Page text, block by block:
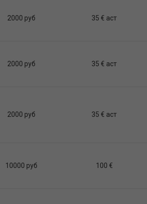
2000 руб 35 € аст
2000 руб 35 € аст
2000 руб 35 € аст
10000 руб 100 €